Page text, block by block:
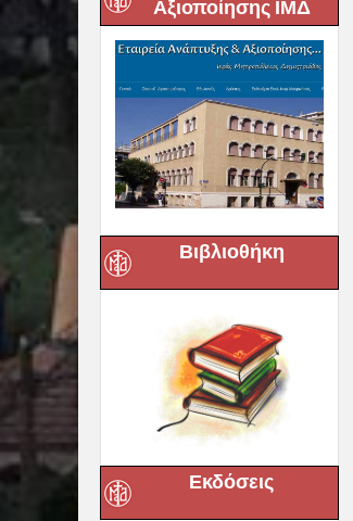
Αξιοποίησης ΙΜΔ
Βιβλιοθήκη
Εκδόσεις